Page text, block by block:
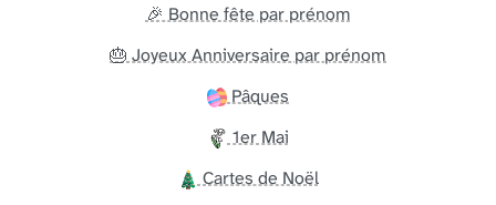
🎉 Bonne fête par prénom
🎂 Joyeux Anniversaire par prénom
Pâques
1er Mai
Cartes de Noël